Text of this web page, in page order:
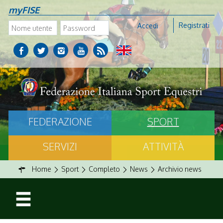
myFISE
Accedi Registrati
FEDERAZIONE
SPORT
SERVIZI
ATTIVITÀ
Home Sport Completo News Archivio news